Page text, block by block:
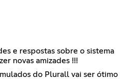
e respostas sobre o sistema
novas amizades !!!
do Plurall vai ser ótimo